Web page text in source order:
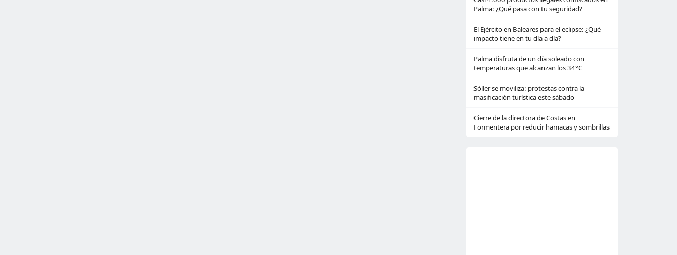
Palma: ¿Qué pasa con tu seguridad?
El Ejército en Baleares para el eclipse: ¿Qué
impacto tiene en tu día a día?
Palma disfruta de un día soleado con
temperaturas que alcanzan los 34°C
Sóller se moviliza: protestas contra la
masificación turística este sábado
Cierre de la directora de Costas en
Formentera por reducir hamacas y sombrillas